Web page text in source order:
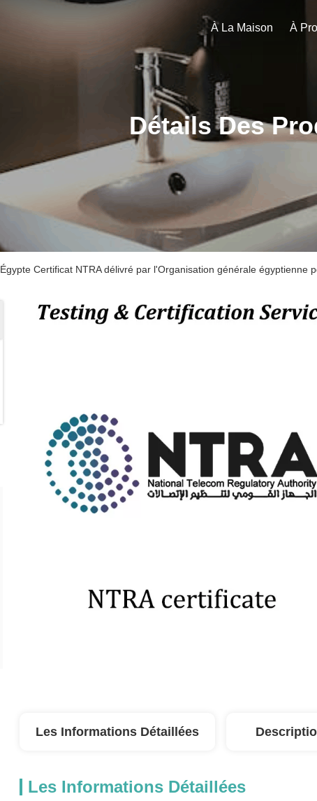
À La Maison
Détails Des
Égypte Certificat NTRA délivré par l'Organisation générale égyptienne
Les Informations Détaillées
Les Informations Détaillées